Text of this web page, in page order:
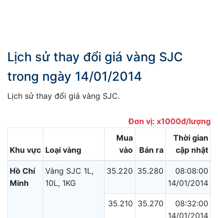
Lịch sử thay đổi giá vàng SJC
trong ngày 14/01/2014
Lịch sử thay đổi giá vàng SJC.
Đơn vị: x1000đ/lượng
Khu vực Loại vàng
Mua
vào
Bán ra
Thời gian
cập nhật
Hồ Chí
Minh
Vàng SJC 1L,
10L, 1KG
35.220 35.280
08:08:00
14/01/2014
35.210 35.270
08:32:00
14/01/2014